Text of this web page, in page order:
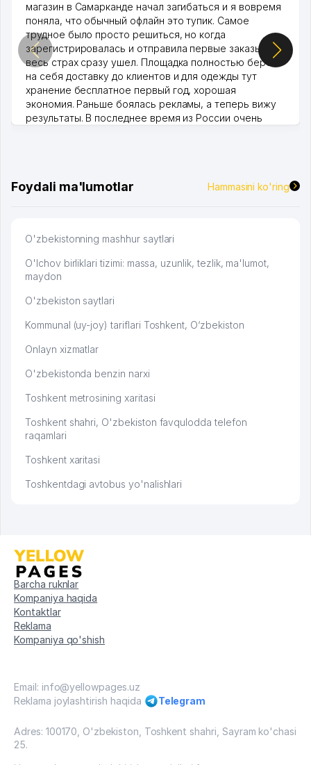
магазин в Самарканде начал загибаться и я вовремя
поняла, что обычный офлайн это тупик. Самое
трудное было просто решиться, но когда
зарегистрировалась и отправила первые заказы,
весь страх сразу ушел. Площадка полностью берет
на себя доставку до клиентов и для одежды тут
хранение бесплатное первый год, хорошая
экономия. Раньше боялась рекламы, а теперь вижу
результаты. В последнее время из России очень
Foydali ma'lumotlar Hammasini ko'ring
O'zbekistonning mashhur saytlari
O'lchov birliklari tizimi: massa, uzunlik, tezlik, ma'lumot,
maydon
O'zbekiston saytlari
Kommunal (uy-joy) tariflari Toshkent, O‘zbekiston
Onlayn xizmatlar
O'zbekistonda benzin narxi
Toshkent metrosining xaritasi
Toshkent shahri, O'zbekiston favqulodda telefon
raqamlari
Toshkent xaritasi
Toshkentdagi avtobus yo'nalishlari
Barcha ruknlar
Kompaniya haqida
Kontaktlar
Reklama
Kompaniya qo'shish
Email: info@yellowpages.uz
Reklama joylashtirish haqida
Telegram
Adres: 100170, O'zbekiston, Toshkent shahri, Sayram ko'chasi
25.